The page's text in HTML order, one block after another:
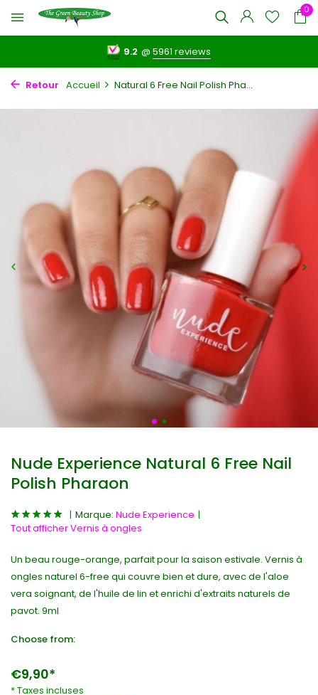
0
9.2 @5961 reviews
Retour Accueil Natural 6 Free Nail Polish Pha...
Nude Experience Natural 6 Free Nail
Polish Pharaon
Marque: Nude Experience
Tout afficher Vernis à ongles
Un beau rouge-orange, parfait pour la saison estivale. Vernis à
ongles naturel 6-free qui couvre bien et dure, avec de l'aloe
vera soignant, de l'huile de lin et enrichi d'extraits naturels de
pavot. 9ml
Choose from:
€9,90*
* Taxes incluses